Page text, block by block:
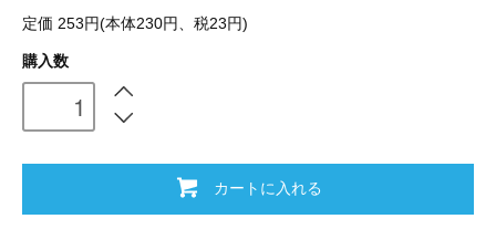
定価 253円(本体230円、税23円)
購入数
カートに入れる